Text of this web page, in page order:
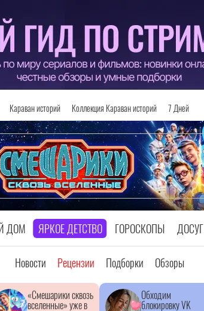
Караван историй Коллекция Караван историй 7 Дней
ДОМ ЯРКОЕ ДЕТСТВО ГОРОСКОПЫ ДОСУГ
Новости Рецензии Подборки Обзоры
«Смешарики сквозь
вселенные» уже в
Обходим
блокировку VK